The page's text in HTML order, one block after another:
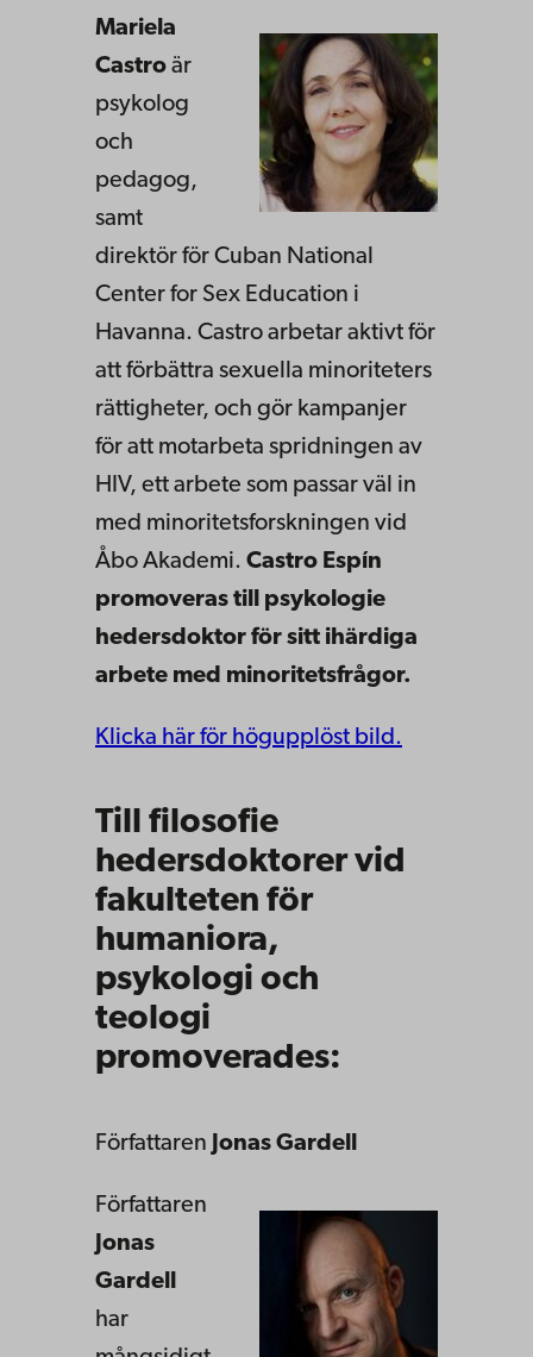
Mariela
Castro är
psykolog
och
pedagog,
samt
direktör för Cuban National
Center for Sex Education i
Havanna. Castro arbetar aktivt för
att förbättra sexuella minoriteters
rättigheter, och gör kampanjer
för att motarbeta spridningen av
HIV, ett arbete som passar väl in
med minoritetsforskningen vid
Åbo Akademi. Castro Espín
promoveras till psykologie
hedersdoktor för sitt ihärdiga
arbete med minoritetsfrågor.
Klicka här för högupplöst bild.
Till filosofie
hedersdoktorer vid
fakulteten för
humaniora,
psykologi och
teologi
promoverades:
Författaren Jonas Gardell
Författaren
Jonas
Gardell
har